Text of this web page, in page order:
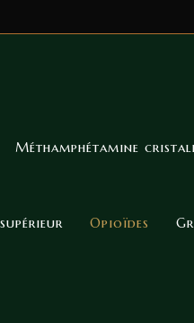
Méthamphétamine
Opioïdes